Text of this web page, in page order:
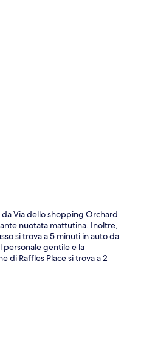
Suite
Via dello shopping Orchard
nuotata mattutina. Inoltre,
si trova a 5 minuti in auto da
personale gentile e la
di Raffles Place si trova a 2